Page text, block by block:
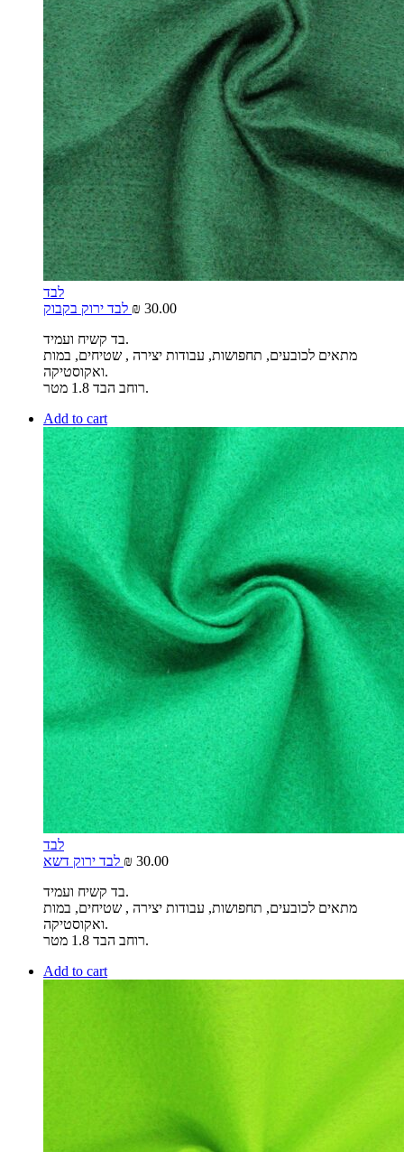
לבד
₪ 30.00
בד קשיח ועמיד.
מתאים לכובעים, תחפושות, עבודות יצירה , שטיחים, במות
ואקוסטיקה.
רוחב הבד 1.8 מטר.
Add to cart
לבד
₪ 30.00
בד קשיח ועמיד.
מתאים לכובעים, תחפושות, עבודות יצירה , שטיחים, במות
ואקוסטיקה.
רוחב הבד 1.8 מטר.
Add to cart